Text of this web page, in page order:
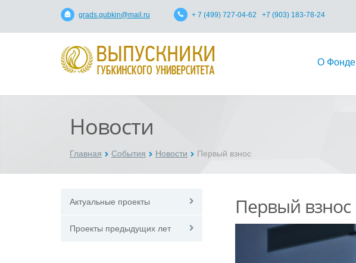
grads.gubkin@mail.ru + 7 (499) 727-04-62 +7 (903) 183-78-24
О Фонде
Новости
Главная События Новости Первый взнос
Актуальные проекты
Проекты предыдущих лет
Первый взнос